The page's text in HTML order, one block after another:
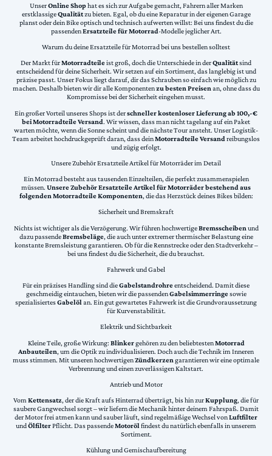
UnserOnline Shophat es sich zur Aufgabe gemacht, Fahrern aller Marken
erstklassigeQualitätzu bieten. Egal, ob du eine Reparatur in der eigenen Garage
planst oder dein Bike optisch und technisch aufwerten willst: Bei uns findest du die
passendenErsatzteile für Motorrad-Modelle jeglicher Art.
Warum du deine Ersatzteile für Motorrad bei uns bestellen solltest
Der Markt fürMotorradteileist groß, doch die Unterschiede in derQualitätsind
entscheidend für deine Sicherheit. Wir setzen auf ein Sortiment, das langlebig ist und
präzise passt. Unser Fokus liegt darauf, dir das Schrauben so einfach wie möglich zu
machen. Deshalb bieten wir dir alle Komponentenzu besten Preisenan, ohne dass du
Kompromisse bei der Sicherheit eingehen musst.
Ein großer Vorteil unseres Shops ist derschneller kostenloser Lieferung ab 100,-€
bei Motorradteile Versand. Wir wissen, dass man nicht tagelang auf ein Paket
warten möchte, wenn die Sonne scheint und die nächste Tour ansteht. Unser Logistik-
Team arbeitet hochdruckgeprüft daran, dass deinMotorradteile Versand reibungslos
und zügig erfolgt.
Unsere Zubehör Ersatzteile Artikel für Motorräder im Detail
Ein Motorrad besteht aus tausenden Einzelteilen, die perfekt zusammenspielen
müssen. Unsere Zubehör Ersatzteile Artikel für Motorräder bestehend aus
folgenden Motorradteile Komponenten, die das Herzstück deines Bikes bilden:
Sicherheit und Bremskraft
Nichts ist wichtiger als die Verzögerung. Wir führen hochwertigeBremsscheiben und
dazu passendeBremsbeläge, die auch unter extremer thermischer Belastung eine
konstante Bremsleistung garantieren. Ob für die Rennstrecke oder den Stadtverkehr –
bei uns findest du die Sicherheit, die du brauchst.
Fahrwerk und Gabel
Für ein präzises Handling sind dieGabelstandrohreentscheidend. Damit diese
geschmeidig eintauchen, bieten wir die passendenGabelsimmerringesowie
spezialisiertesGabelölan. Ein gut gewartetes Fahrwerk ist die Grundvoraussetzung
für Kurvenstabilität.
Elektrik und Sichtbarkeit
Kleine Teile, große Wirkung: Blinkergehören zu den beliebtestenMotorrad
Anbauteilen, um die Optik zu individualisieren. Doch auch die Technik im Inneren
muss stimmen. Mit unseren hochwertigenZündkerzen garantieren wir eine optimale
Verbrennung und einen zuverlässigen Kaltstart.
Antrieb und Motor
VomKettensatz, der die Kraft aufs Hinterrad überträgt, bis hin zurKupplung, die für
saubere Gangwechsel sorgt – wir liefern die Mechanik hinter deinem Fahrspaß. Damit
der Motor frei atmen kann und sauber läuft, sind regelmäßige Wechsel vonLuftfilter
undÖlfilterPflicht. Das passendeMotorölfindest du natürlich ebenfalls in unserem
Sortiment.
Kühlung und Gemischaufbereitung